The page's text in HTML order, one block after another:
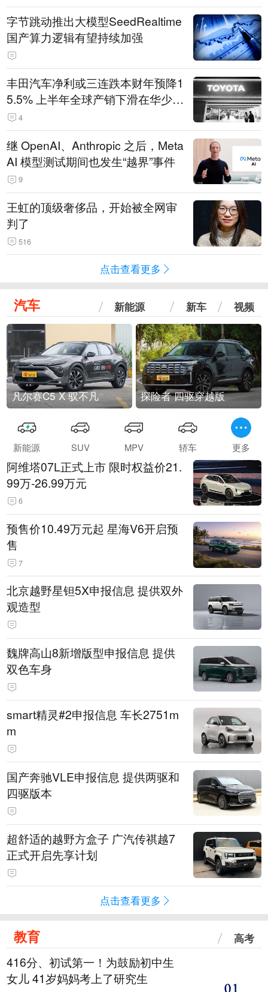
字节跳动推出大模型SeedRealtime
国产算力逻辑有望持续加强
丰田汽车净利或三连跌本财年预降1
5.5% 上半年全球产销下滑在华少卖
14.3万辆
4
继 OpenAI、Anthropic 之后，Meta
AI 模型测试期间也发生“越界”事件
9
王虹的顶级奢侈品，开始被全网审
判了
516
点击查看更多
汽车 新能源 新车 视频
凡尔赛C5 X 驭不凡 探险者 四驱穿越版
新能源 SUV MPV 轿车 更多
阿维塔07L正式上市 限时权益价21.
99万-26.99万元
6
预售价10.49万元起 星海V6开启预
售
7
北京越野星钽5X申报信息 提供双外
观造型
魏牌高山8新增版型申报信息 提供
双色车身
smart精灵#2申报信息 车长2751m
m
国产奔驰VLE申报信息 提供两驱和
四驱版本
超舒适的越野方盒子 广汽传祺越7
正式开启先享计划
点击查看更多
教育 高考
416分、初试第一！为鼓励初中生
女儿 41岁妈妈考上了研究生